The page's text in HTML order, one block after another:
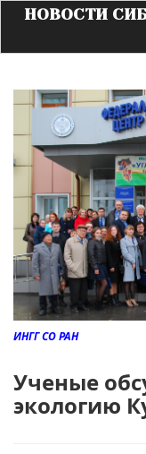
НОВОСТИ
ИНГГ СО РАН
Ученые
экологию